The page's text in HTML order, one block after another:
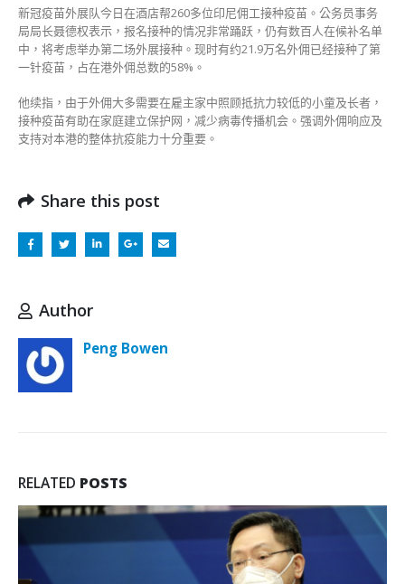
举
办
第
二
外
展
接
新冠疫苗外展队今日在酒店帮260多位印尼佣工接种疫苗。公务员事务
局局长聂德权表示，报名接种的情况非常踊跃，仍有数百人在候补名单
中，将考虑举办第二场外展接种。现时有约21.9万名外佣已经接种了第
一针疫苗，占在港外佣总数的58%。
他续指，由于外佣大多需要在雇主家中照顾抵抗力较低的小童及长者，
接种疫苗有助在家庭建立保护网，减少病毒传播机会。强调外佣响应及
支持对本港的整体抗疫能力十分重要。
Share this post
Author
Peng Bowen
RELATED POSTS